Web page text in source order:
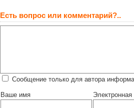
Есть вопрос или комментарий?..
Сообщение только для автора
Ваше имя Электронная